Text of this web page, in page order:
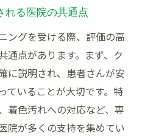
れる医院の共通点
ングを受ける際、評価の高
通点があります。まず、ク
に説明され、患者さんが安
ていることが大切です。特
着色汚れへの対応など、専
院が多くの支持を集めてい